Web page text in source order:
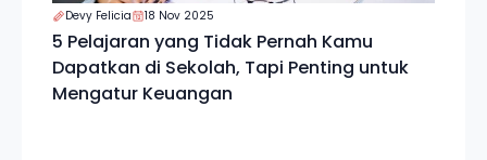
Devy Felicia 18 Nov 2025
5 Pelajaran yang Tidak Pernah Kamu
Dapatkan di Sekolah, Tapi Penting untuk
Mengatur Keuangan